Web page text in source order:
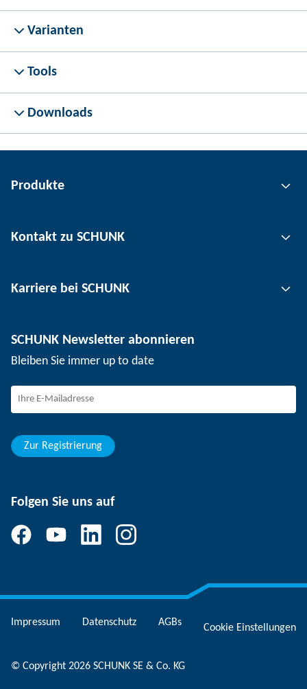
Varianten
Tools
Downloads
Produkte
Automatisierungstechnik
Werkstückspanntechnik
Kontakt zu SCHUNK
Standorte
Veranstaltungen
SCHUNK – Hinweisgebersystem
Karriere bei SCHUNK
Arbeiten bei SCHUNK
Berufseinsteiger
Schüler
SCHUNK Newsletter abonnieren
Bleiben Sie immer up to date
Zur Registrierung
Folgen Sie uns auf
Impressum Datenschutz AGBs Cookie Einstellungen
© Copyright 2026 SCHUNK SE & Co. KG